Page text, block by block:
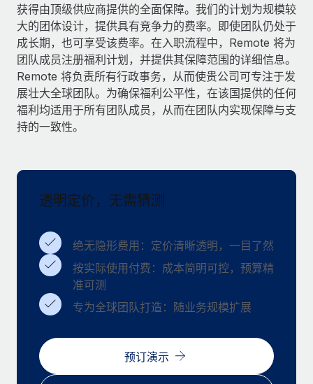
服务
咨询专家
获得全球人力资源与合规方面的专家帮助
背景调查
简化候选人筛选流程
合规守望台
在全球范围内配置和跟踪 IT 设备
实体设立
快速建立合规实体
人员调配与搬迁
轻松搬迁员工
轻松管理员工福利
Remote Build 即将推出
集成与人工智能自动化咨询
案例研究
薪金与人才洞察
洞察中心
获得支持
查看全部资源
EOR compliance
to the demands of today’s labor market, the...
了解更多
What a Workday global payroll implementation
Most teams hear "payroll implementation" and picture a
six-month project with a dedicated team....
获得由顶级供应商提供的全面保障。我们的计划为规模较
大的团体设计，提供具有竞争力的费率。即使团队仍处于
成长期，也可享受该费率。在入职流程中，Remote 将为
团队成员注册福利计划，并提供其保障范围的详细信息。
Remote 将负责所有行政事务，从而使贵公司可专注于发
展壮大全球团队。为确保福利公平性，在该国提供的任何
福利均适用于所有团队成员，从而在团队内实现保障与支
持的一致性。
透明定价，无需猜测
绝无隐形费用：定价清晰透明，一目了然
按实际使用付费：成本简明可控，预算精
准可测
专为全球团队打造：随业务规模扩展
预订演示